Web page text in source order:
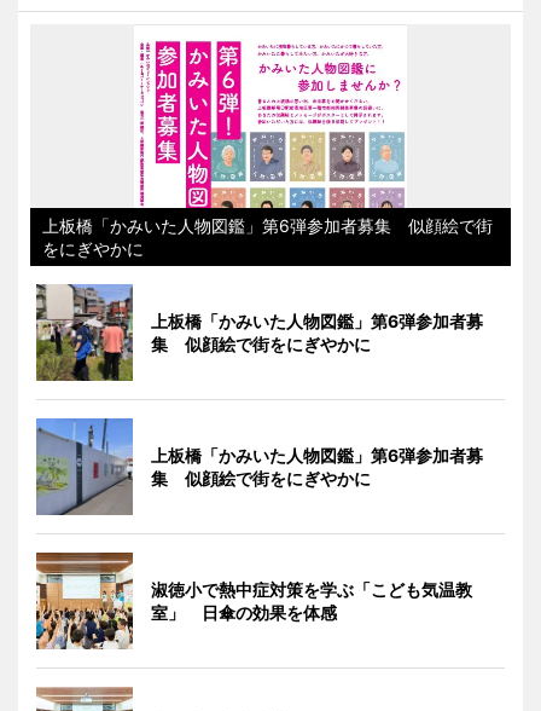
上板橋「かみいた人物図鑑」第6弾参加者募集 似顔絵で街
をにぎやかに
上板橋「かみいた人物図鑑」第6弾参加者募
集 似顔絵で街をにぎやかに
上板橋「かみいた人物図鑑」第6弾参加者募
集 似顔絵で街をにぎやかに
淑徳小で熱中症対策を学ぶ「こども気温教
室」 日傘の効果を体感